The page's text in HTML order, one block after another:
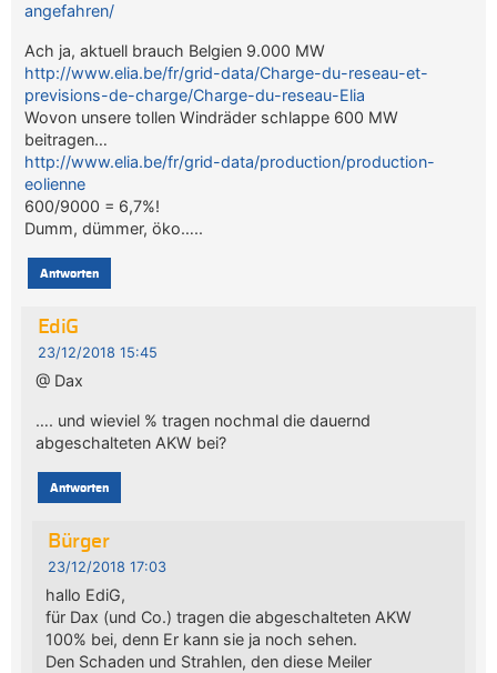
angefahren/
Ach ja, aktuell brauch Belgien 9.000 MW
http://www.elia.be/fr/grid-data/Charge-du-reseau-et-
previsions-de-charge/Charge-du-reseau-Elia
Wovon unsere tollen Windräder schlappe 600 MW
beitragen…
http://www.elia.be/fr/grid-data/production/production-
eolienne
600/9000 = 6,7%!
Dumm, dümmer, öko…..
Antworten
EdiG
23/12/2018 15:45
@ Dax
…. und wieviel % tragen nochmal die dauernd
abgeschalteten AKW bei?
Antworten
Bürger
23/12/2018 17:03
hallo EdiG,
für Dax (und Co.) tragen die abgeschalteten AKW
100% bei, denn Er kann sie ja noch sehen.
Den Schaden und Strahlen, den diese Meiler